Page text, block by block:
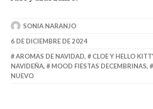
SONIA NARANJO
6 DE DICIEMBRE DE 2024
AROMAS DE NAVIDAD, CLOE Y HELLO
NAVIDEÑA, MOOD FIESTAS DECEMBRINAS,
NUEVO